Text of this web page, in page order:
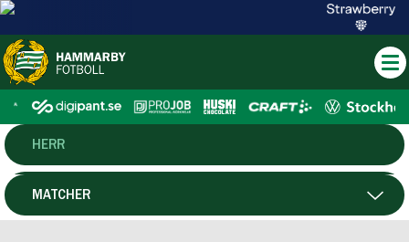
HERR
DAM
MATCHER